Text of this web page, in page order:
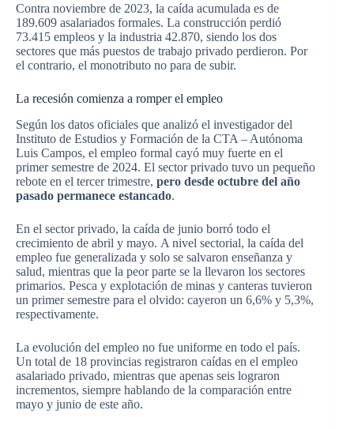
Contra noviembre de 2023, la caída acumulada es de
189.609 asalariados formales. La construcción perdió
73.415 empleos y la industria 42.870, siendo los dos
sectores que más puestos de trabajo privado perdieron. Por
el contrario, el monotributo no para de subir.
La recesión comienza a romper el empleo
Según los datos oficiales que analizó el investigador del
Instituto de Estudios y Formación de la CTA – Autónoma
Luis Campos, el empleo formal cayó muy fuerte en el
primer semestre de 2024. El sector privado tuvo un pequeño
rebote en el tercer trimestre, pero desde octubre del año
pasado permanece estancado.
En el sector privado, la caída de junio borró todo el
crecimiento de abril y mayo. A nivel sectorial, la caída del
empleo fue generalizada y solo se salvaron enseñanza y
salud, mientras que la peor parte se la llevaron los sectores
primarios. Pesca y explotación de minas y canteras tuvieron
un primer semestre para el olvido: cayeron un 6,6% y 5,3%,
respectivamente.
La evolución del empleo no fue uniforme en todo el país.
Un total de 18 provincias registraron caídas en el empleo
asalariado privado, mientras que apenas seis lograron
incrementos, siempre hablando de la comparación entre
mayo y junio de este año.